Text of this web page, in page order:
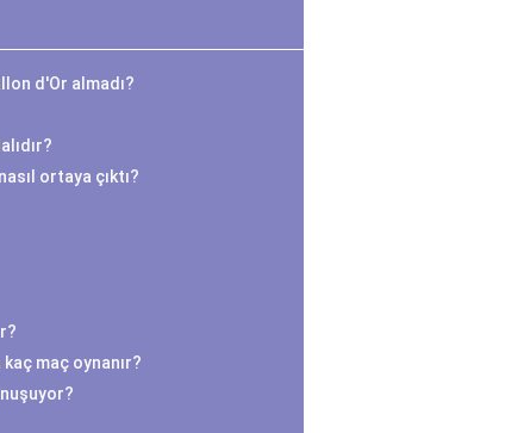
d'Or almadı?
ortaya çıktı?
maç oynanır?